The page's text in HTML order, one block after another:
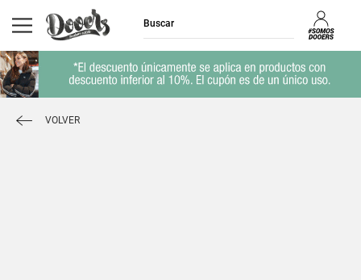
VOLVER